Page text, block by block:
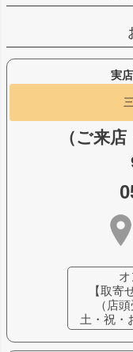
実
（ご来
【取寄
（店
土・祝・